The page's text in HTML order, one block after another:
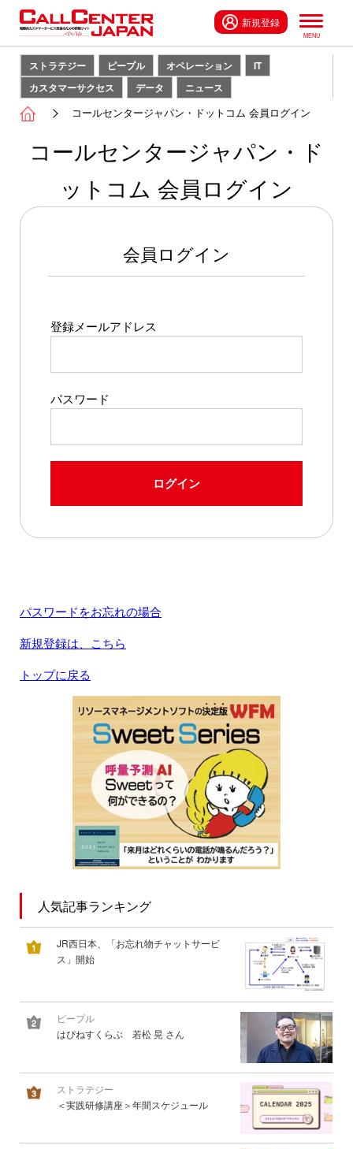
新規登録
ストラテジー ピープル オペレーション
IT
カスタマーサクセス
データ ニュース
コールセンタージャパン・ドットコム 会員ログイン
コールセンタージャパン・ド
ットコム 会員ログイン
会員ログイン
登録メールアドレス
パスワード
ログイン
パスワードをお忘れの場合
新規登録は、こちら
トップに戻る
人気記事ランキング
JR西日本、「お忘れ物チャットサービ
ス」開始
ピープル
はぴねすくらぶ 若松 晃 さん
ストラテジー
＜実践研修講座＞年間スケジュール